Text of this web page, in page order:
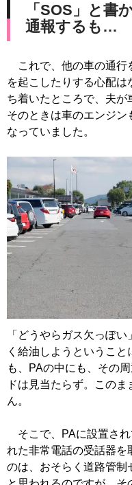
「SOS」と書
通報するも…
これで、他の車の通行
を起こしたりする心配
ち着いたところで、夫が
そのときは車のエンジン
なっていました。
「どうやらガス欠っぽ
く給油しようというこ
も、PAの中にも、その
ドは見当たらず。この
ん。
そこで、PAに設置さ
れた非常電話の受話器を
のは、おそらく道路管制